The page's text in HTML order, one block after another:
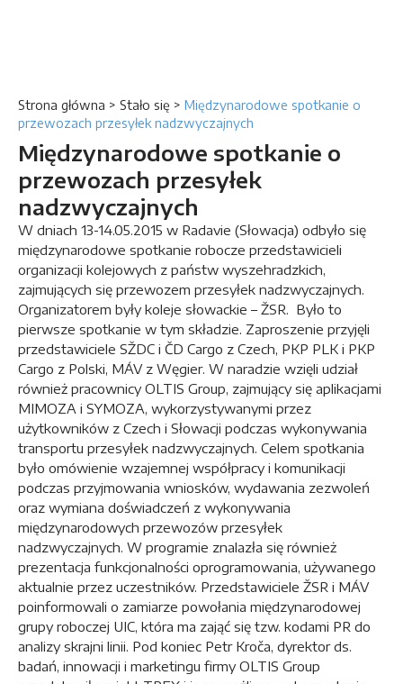
Strona główna > Stało się > Międzynarodowe spotkanie o
przewozach przesyłek nadzwyczajnych
Międzynarodowe spotkanie o
przewozach przesyłek
nadzwyczajnych
W dniach 13-14.05.2015 w Radavie (Słowacja) odbyło się
międzynarodowe spotkanie robocze przedstawicieli
organizacji kolejowych z państw wyszehradzkich,
zajmujących się przewozem przesyłek nadzwyczajnych.
Organizatorem były koleje słowackie – ŽSR. Było to
pierwsze spotkanie w tym składzie. Zaproszenie przyjęli
przedstawiciele SŽDC i ČD Cargo z Czech, PKP PLK i PKP
Cargo z Polski, MÁV z Węgier. W naradzie wzięli udział
również pracownicy OLTIS Group, zajmujący się aplikacjami
MIMOZA i SYMOZA, wykorzystywanymi przez
użytkowników z Czech i Słowacji podczas wykonywania
transportu przesyłek nadzwyczajnych. Celem spotkania
było omówienie wzajemnej współpracy i komunikacji
podczas przyjmowania wniosków, wydawania zezwoleń
oraz wymiana doświadczeń z wykonywania
międzynarodowych przewozów przesyłek
nadzwyczajnych. W programie znalazła się również
prezentacja funkcjonalności oprogramowania, używanego
aktualnie przez uczestników. Przedstawiciele ŽSR i MÁV
poinformowali o zamiarze powołania międzynarodowej
grupy roboczej UIC, która ma zająć się tzw. kodami PR do
analizy skrajni linii. Pod koniec Petr Kroča, dyrektor ds.
badań, innowacji i marketingu firmy OLTIS Group